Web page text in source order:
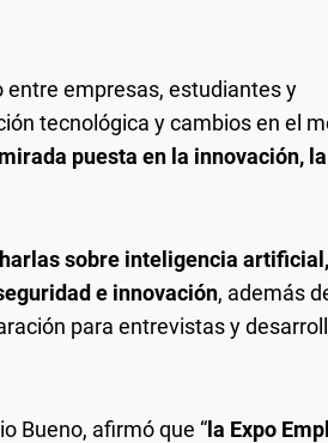
entre empresas, estudiantes y
tecnológica y cambios en el
puesta en la innovación, la
sobre inteligencia artificial,
e innovación, además
para entrevistas y
Bueno, afirmó que “la Expo